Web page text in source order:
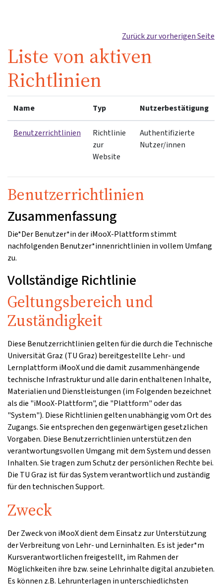
Zurück zur vorherigen Seite
Liste von aktiven
Richtlinien
Name Typ Nutzerbestätigung
Benutzerrichtlinien
Richtlinie
zur
Website
Authentifizierte
Nutzer/innen
Benutzerrichtlinien
Zusammenfassung
Die*Der Benutzer*in der iMooX-Plattform stimmt
nachfolgenden Benutzer*innenrichtlinien in vollem Umfang
zu.
Vollständige Richtlinie
Geltungsbereich und
Zuständigkeit
Diese Benutzerrichtlinien gelten für die durch die Technische
Universität Graz (TU Graz) bereitgestellte Lehr- und
Lernplattform iMooX und die damit zusammenhängende
technische Infrastruktur und alle darin enthaltenen Inhalte,
Materialien und Dienstleistungen (im Folgenden bezeichnet
als die "iMooX-Plattform", die "Plattform" oder das
"System"). Diese Richtlinien gelten unabhängig vom Ort des
Zugangs. Sie entsprechen den gegenwärtigen gesetzlichen
Vorgaben. Diese Benutzerrichtlinien unterstützen den
verantwortungsvollen Umgang mit dem System und dessen
Inhalten. Sie tragen zum Schutz der persönlichen Rechte bei.
Die TU Graz ist für das System verantwortlich und zuständig
für den technischen Support.
Zweck
Der Zweck von iMooX dient dem Einsatz zur Unterstützung
der Verbreitung von Lehr- und Lerninhalten. Es ist jeder*m
Kursverantwortlichen freigestellt, im Rahmen der
Möglichkeiten ihre bzw. seine Lehrinhalte digital anzubieten.
Es können z.B. Lehrunterlagen in unterschiedlichsten